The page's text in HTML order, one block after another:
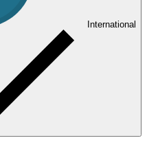
International